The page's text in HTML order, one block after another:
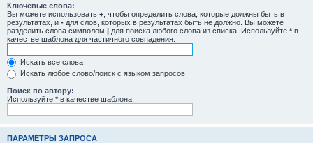
Ключевые слова:
Вы можете использовать + , чтобы определить слова, которые должны быть в
результатах, и - для слов, которых в результатах быть не должно. Вы можете
разделить слова символом | для поиска любого слова из списка. Используйте * в
качестве шаблона для частичного совпадения.
Искать все слова
Искать любое слово/поиск с языком запросов
Поиск по автору:
Используйте * в качестве шаблона.
ПАРАМЕТРЫ ЗАПРОСА